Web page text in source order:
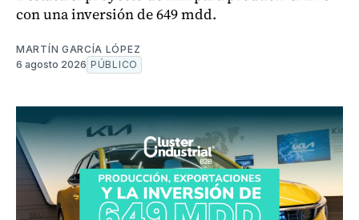
con una inversión de 649 mdd.
MARTÍN GARCÍA LÓPEZ
6 agosto 2026 PÚBLICO